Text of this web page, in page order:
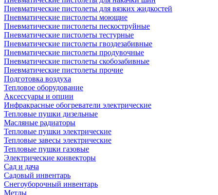
Пневматические пистолеты для вязких жидкостей
Пневматические пистолеты моющие
Пневматические пистолеты пескоструйные
Пневматические пистолеты тестурные
Пневматические пистолеты гвоздезабивные
Пневматические пистолеты продувочные
Пневматические пистолеты скобозабивные
Пневматические пистолеты прочие
Подготовка воздуха
Тепловое оборудование
Аксессуары и опции
Инфракрасные обогреватели электрические
Тепловые пушки дизельные
Масляные радиаторы
Тепловые пушки электрические
Тепловые завесы электрические
Тепловые пушки газовые
Электрические конвекторы
Сад и дача
Садовый инвентарь
Снегоуборочный инвентарь
Метлы